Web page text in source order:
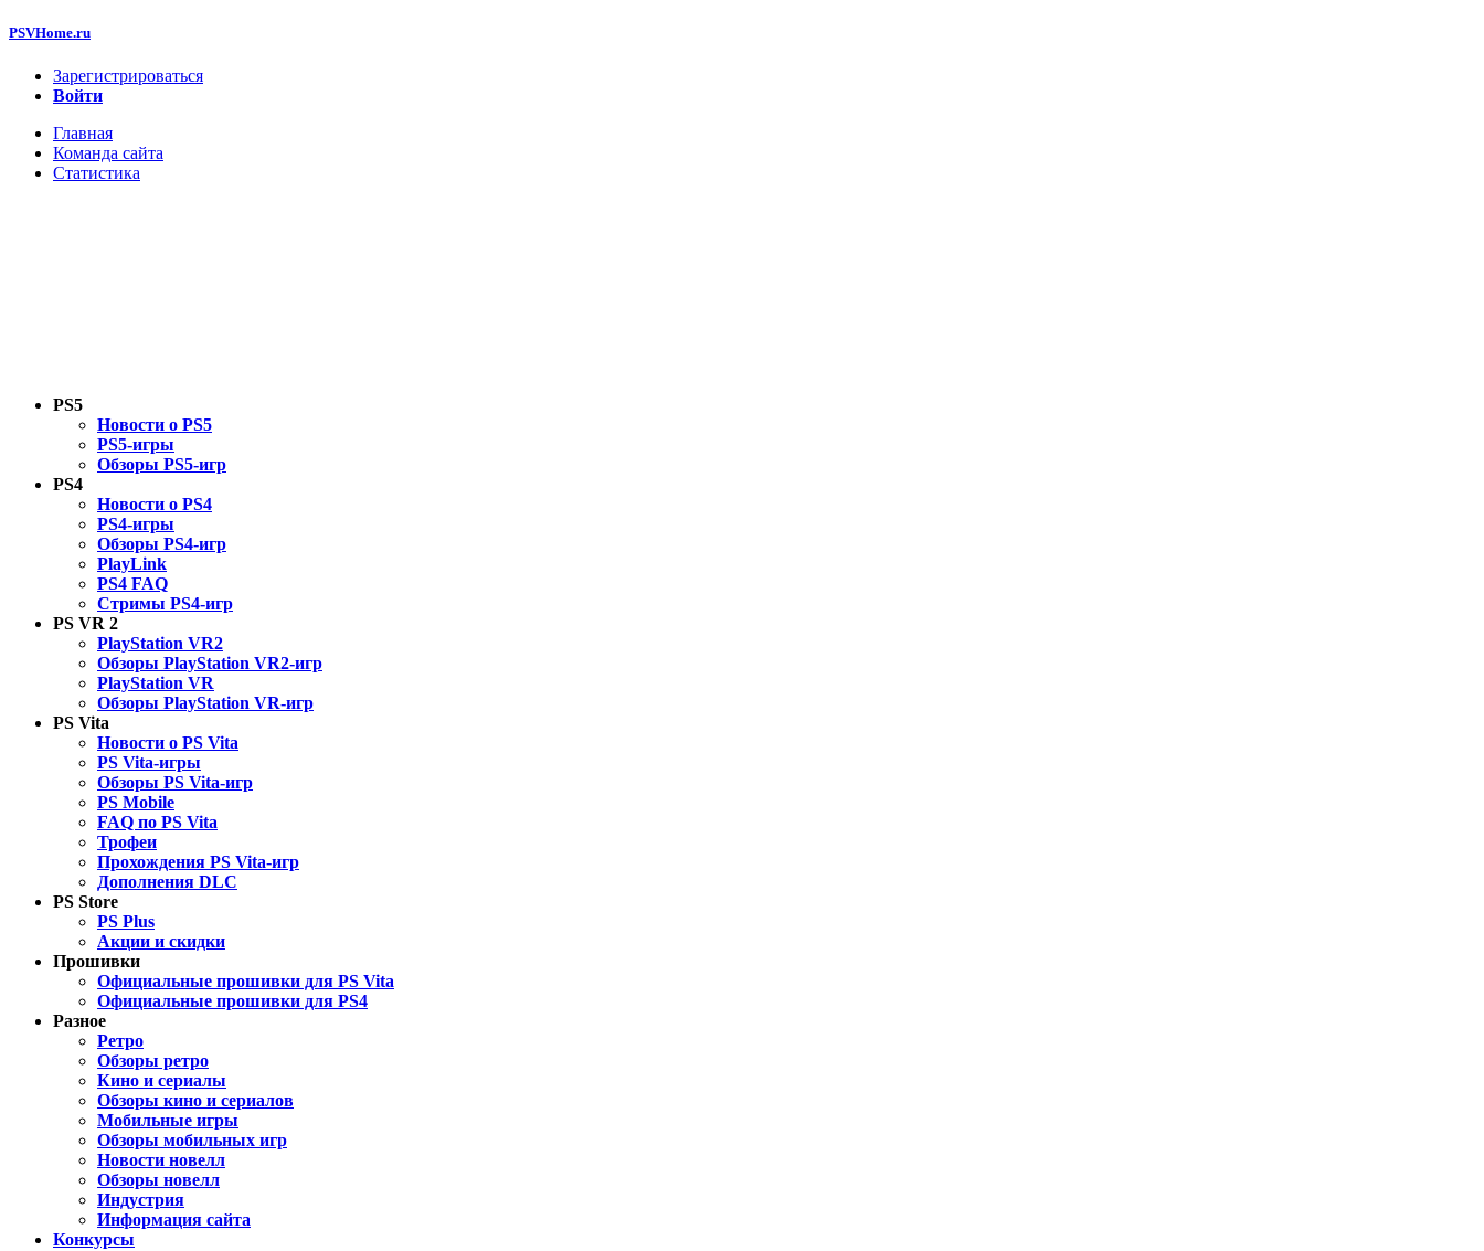
PSVHome.ru
Зарегистрироваться
Войти
Главная
Команда сайта
Статистика
PS5
Новости о PS5
PS5-игры
Обзоры PS5-игр
PS4
Новости о PS4
PS4-игры
Обзоры PS4-игр
PlayLink
PS4 FAQ
Стримы PS4-игр
PS VR 2
PlayStation VR2
Обзоры PlayStation VR2-игр
PlayStation VR
Обзоры PlayStation VR-игр
PS Vita
Новости о PS Vita
PS Vita-игры
Обзоры PS Vita-игр
PS Mobile
FAQ по PS Vita
Трофеи
Прохождения PS Vita-игр
Дополнения DLC
PS Store
PS Plus
Акции и скидки
Прошивки
Официальные прошивки для PS Vita
Официальные прошивки для PS4
Разное
Ретро
Обзоры ретро
Кино и сериалы
Обзоры кино и сериалов
Мобильные игры
Обзоры мобильных игр
Новости новелл
Обзоры новелл
Индустрия
Информация сайта
Конкурсы